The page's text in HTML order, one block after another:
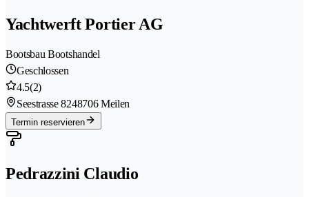
Yachtwerft Portier AG
Bootsbau Bootshandel
Geschlossen
4.5(2)
Seestrasse 8248706 Meilen
Termin reservieren
Pedrazzini Claudio